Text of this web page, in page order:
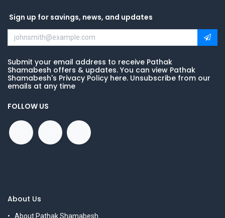
Sign up for savings, news, and updates
Submit your email address to receive Pathak
Shamabesh offers & updates. You can view Pathak
Shamabesh's Privacy Policy here. Unsubscribe from our
emails at any time
FOLLOW US
About Us
About Pathak Shamabesh